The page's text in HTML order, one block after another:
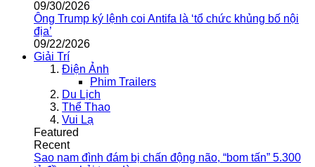
09/30/2026
Ông Trump ký lệnh coi Antifa là ‘tổ chức khủng bố nội
địa’
09/22/2026
Giải Trí
Điện Ảnh
Phim Trailers
Du Lịch
Thể Thao
Vui Lạ
Featured
Recent
Sao nam đình đám bị chấn động não, “bom tấn” 5.300